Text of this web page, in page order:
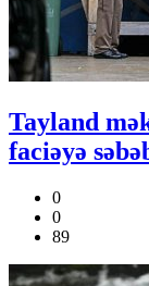
Tayland
faciəyə
0
0
89